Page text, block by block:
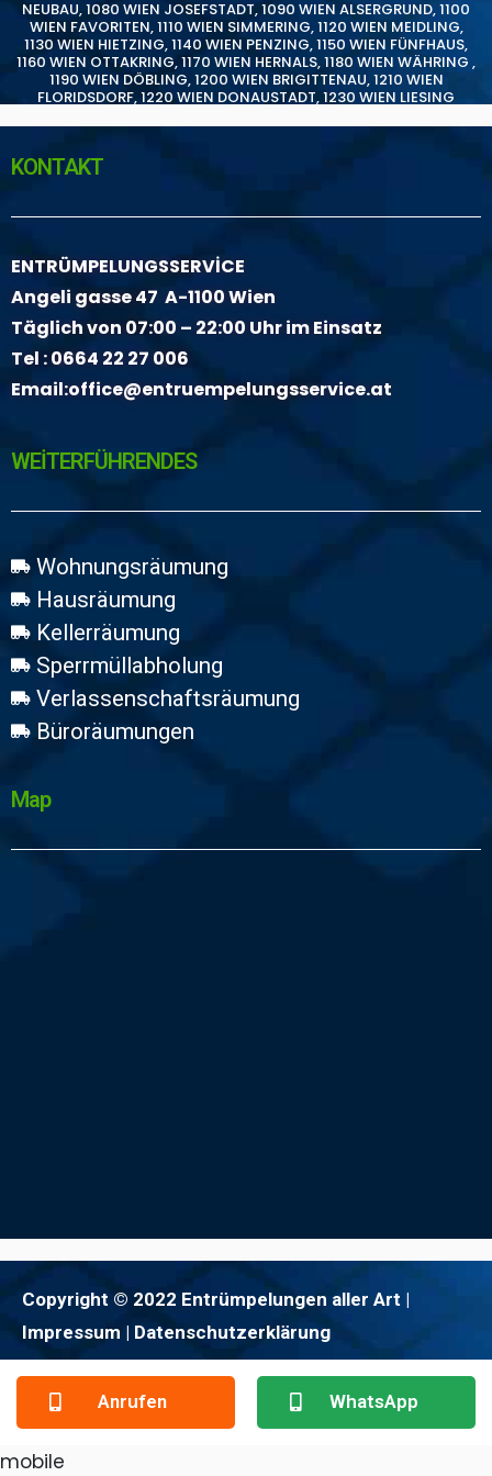
NEUBAU,1080 WIEN JOSEFSTADT,1090 WIEN ALSERGRUND,1100
WIEN FAVORITEN,1110 WIEN SIMMERING,1120 WIEN MEIDLING,
1130 WIEN HIETZING,1140 WIEN PENZING,1150 WIEN FÜNFHAUS,
1160 WIEN OTTAKRING,1170 WIEN HERNALS,1180 WIEN WÄHRING ,
1190 WIEN DÖBLING,1200 WIEN BRIGITTENAU,1210 WIEN
FLORIDSDORF,1220 WIEN DONAUSTADT,1230 WIEN LIESING
KONTAKT
ENTRÜMPELUNGSSERVİCE
Angeli gasse 47 A-1100 Wien
Täglich von 07:00 – 22:00 Uhr im Einsatz
Tel :0664 22 27 006
Email:office@entruempelungsservice.at
WEİTERFÜHRENDES
Wohnungsräumung
Hausräumung
Kellerräumung
Sperrmüllabholung
Verlassenschaftsräumung
Büroräumungen
Map
Copyright © 2022 Entrümpelungen aller Art |
Impressum | Datenschutzerklärung
Anrufen WhatsApp